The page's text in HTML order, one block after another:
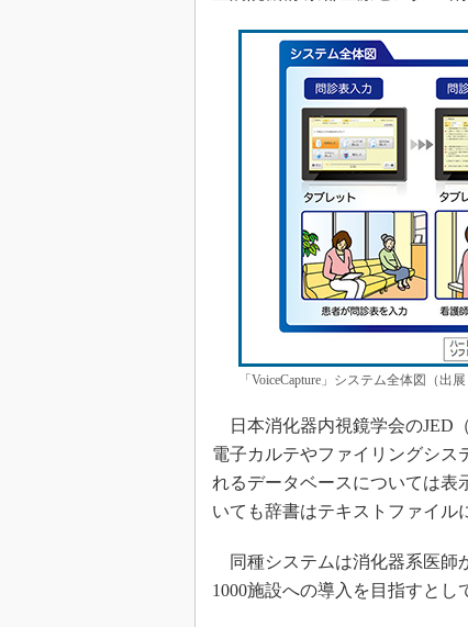
「VoiceCapture」システム全体図（出
日本消化器内視鏡学会のJED（
電子カルテやファイリングシス
れるデータベースについては表
いても辞書はテキストファイル
同種システムは消化器系医師
1000施設への導入を目指すとし